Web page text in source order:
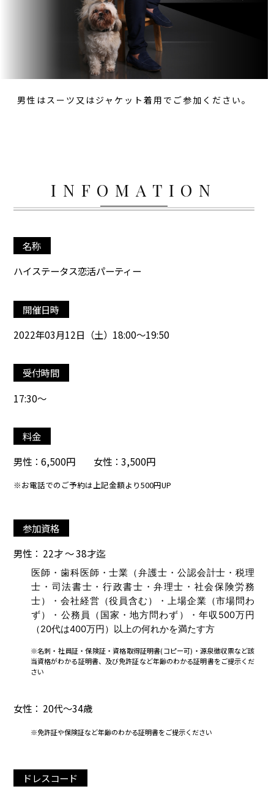
男性はスーツ又はジャケット着用でご参加ください。
INFOMATION
名称
ハイステータス恋活パーティー
開催日時
2022年03月12日（土）18:00～19:50
受付時間
17:30～
料金
男性：6,500円 女性：3,500円
※お電話でのご予約は上記金額より500円UP
参加資格
男性： 22才 ～ 38才迄
医師・歯科医師・士業（弁護士・公認会計士・税理
士・司法書士・行政書士・弁理士・社会保険労務
士）・会社経営（役員含む）・上場企業（市場問わ
ず）・公務員（国家・地方問わず）・年収500万円
（20代は400万円）以上の何れかを満たす方
※名刺・社員証・保険証・資格取得証明書(コピー可)・源泉徴収票など該
当資格がわかる証明書、及び免許証など年齢のわかる証明書をご提示くだ
さい
女性： 20代～34歳
※免許証や保険証など年齢のわかる証明書をご提示ください
ドレスコード